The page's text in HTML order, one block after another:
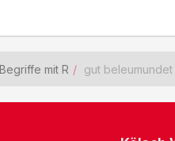
mit R gut